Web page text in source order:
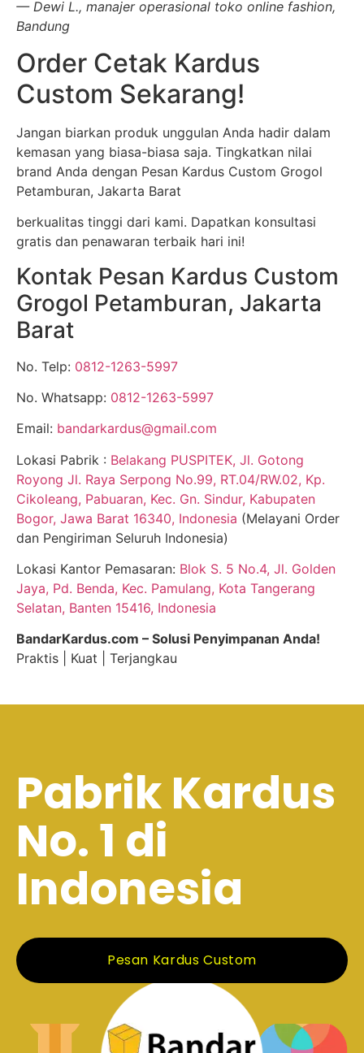
— Dewi L., manajer operasional toko online fashion,
Bandung
Order Cetak Kardus
Custom Sekarang!
Jangan biarkan produk unggulan Anda hadir dalam
kemasan yang biasa-biasa saja. Tingkatkan nilai
brand Anda dengan Pesan Kardus Custom Grogol
Petamburan, Jakarta Barat
berkualitas tinggi dari kami. Dapatkan konsultasi
gratis dan penawaran terbaik hari ini!
Kontak Pesan Kardus Custom
Grogol Petamburan, Jakarta
Barat
No. Telp: 0812-1263-5997
No. Whatsapp: 0812-1263-5997
Email: bandarkardus@gmail.com
Lokasi Pabrik : Belakang PUSPITEK, Jl. Gotong
Royong Jl. Raya Serpong No.99, RT.04/RW.02, Kp.
Cikoleang, Pabuaran, Kec. Gn. Sindur, Kabupaten
Bogor, Jawa Barat 16340, Indonesia (Melayani Order
dan Pengiriman Seluruh Indonesia)
Lokasi Kantor Pemasaran: Blok S. 5 No.4, Jl. Golden
Jaya, Pd. Benda, Kec. Pamulang, Kota Tangerang
Selatan, Banten 15416, Indonesia
BandarKardus.com – Solusi Penyimpanan Anda!
Praktis | Kuat | Terjangkau
Pabrik Kardus
No. 1 di
Indonesia
Pesan Kardus Custom